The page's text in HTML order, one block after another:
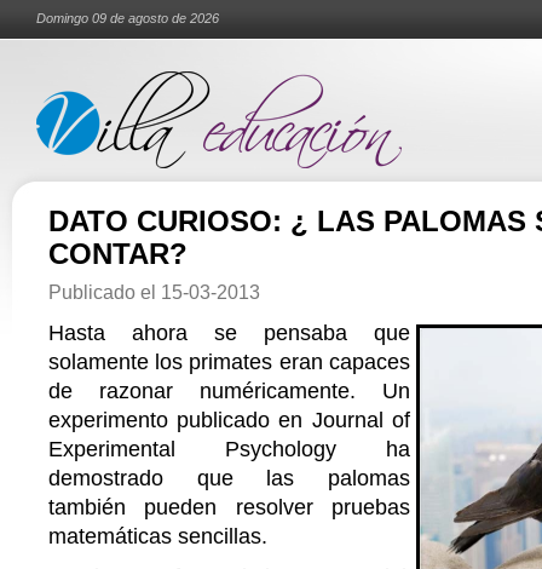
Domingo 09 de agosto de 2026
DATO CURIOSO: ¿ LAS PALOMAS
CONTAR?
Publicado el 15-03-2013
Hasta ahora se pensaba que
solamente los primates eran capaces
de razonar numéricamente. Un
experimento publicado en Journal of
Experimental Psychology ha
demostrado que las palomas
también pueden resolver pruebas
matemáticas sencillas.